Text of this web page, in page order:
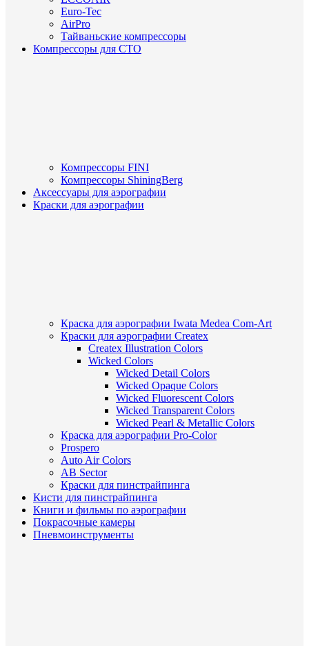
Euro-Tec
AirPro
Тайваньские компрессоры
Компрессоры для СТО
Компрессоры FINI
Компрессоры ShiningBerg
Аксессуары для аэрографии
Краски для аэрографии
Краска для аэрографии Iwata Medea Com-Art
Краски для аэрографии Createx
Createx Illustration Colors
Wicked Colors
Wicked Detail Colors
Wicked Opaque Colors
Wicked Fluorescent Colors
Wicked Transparent Colors
Wicked Pearl & Metallic Colors
Краска для аэрографии Pro-Color
Prospero
Auto Air Colors
AB Sector
Краски для пинстрайпинга
Кисти для пинстрайпинга
Книги и фильмы по аэрографии
Покрасочные камеры
Пневмоинструменты